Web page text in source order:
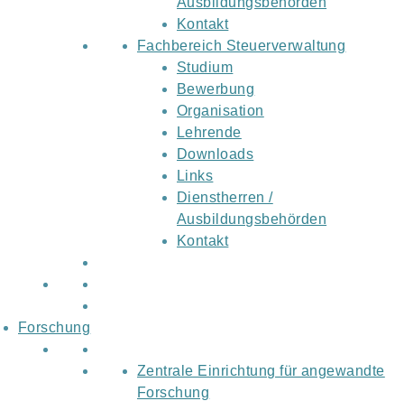
Kontakt
Fachbereich Steuerverwaltung
Studium
Bewerbung
Organisation
Lehrende
Downloads
Links
Dienstherren /
Ausbildungsbehörden
Kontakt
Forschung
Zentrale Einrichtung für angewandte
Forschung